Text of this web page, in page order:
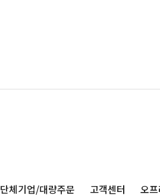
단체기업/대량주문 고객센터 오